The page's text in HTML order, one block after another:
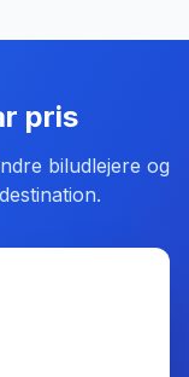
pris
biludlejere og